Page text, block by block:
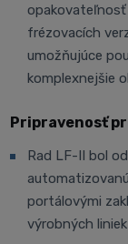
opakovateľnosť
frézovacích
umožňujúce
komplexnejšie
Pripravenosť
Rad LF-II bol
portálovými
výrobných